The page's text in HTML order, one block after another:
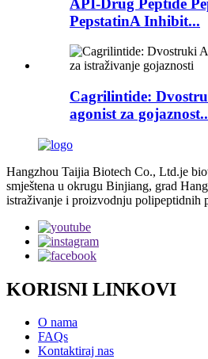
PepstatinA Inhibit...
Cagrilintide:
agonist za
Hangzhou Taijia Biotech Co., Ltd.je
smještena u okrugu Binjiang, grad
istraživanje i proizvodnju polipeptidnih
KORISNI LINKOVI
O nama
FAQs
Kontaktiraj nas